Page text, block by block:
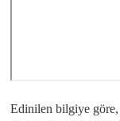
Edinilen bilgiye